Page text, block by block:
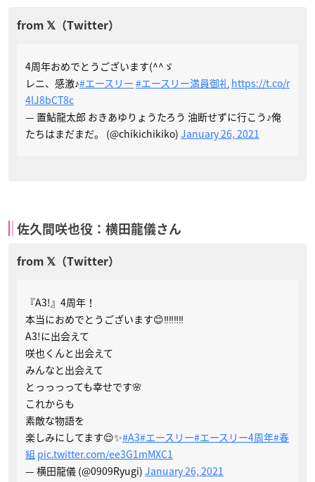
4周年おめでとうございます(^^ゞ
レニ、感激♪#エースリー #エースリー満員御礼 https://t.co/r
4lJ8bCT8c
— 置鮎龍太郎 おきあゆりょうたろう 油断せずに行こう♪俺
たちはまだまだ。 (@chikichikiko) January 26, 2021
佐久間咲也役：横田龍儀さん
『A3!』4周年！
本当におめでとうございます😊‼︎‼︎‼︎‼︎
A3!に出会えて
咲也くんと出会えて
みんなと出会えて
とっっっっても幸せです🌸
これからも
素敵な物語を
楽しみにしてます😌✨#A3#エースリー#エースリー4周年#春
組 pic.twitter.com/ee3G1mMXC1
— 横田龍儀 (@0909Ryugi) January 26, 2021